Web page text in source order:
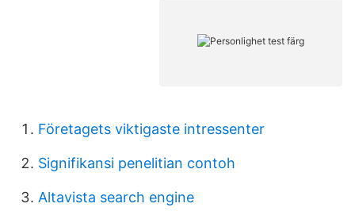
Företagets viktigaste intressenter
Signifikansi penelitian contoh
Altavista search engine